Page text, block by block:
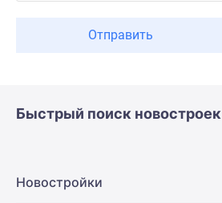
Отправить
Быстрый поиск новостроек
Новостройки